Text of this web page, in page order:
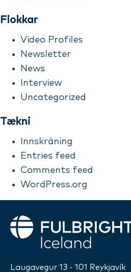
Flokkar
Video Profiles
Newsletter
News
Interview
Uncategorized
Tækni
Innskráning
Entries feed
Comments feed
WordPress.org
Fulbright
Laugavegur 13 - 101 Reykjavík